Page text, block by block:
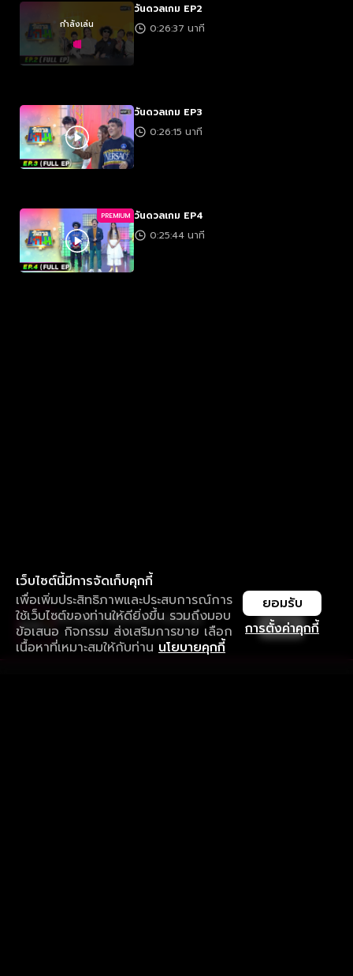
กำลังเล่น
วันดวลเกม EP2
0:26:37 นาที
วันดวลเกม EP3
0:26:15 นาที
PREMIUM วันดวลเกม EP4
0:25:44 นาที
เว็บไซต์นี้มีการจัดเก็บคุกกี้
เพื่อเพิ่มประสิทธิภาพและประสบการณ์การ
ใช้เว็บไซต์ของท่านให้ดียิ่งขึ้น รวมถึงมอบ
ข้อเสนอ กิจกรรม ส่งเสริมการขาย เลือก
เนื้อหาที่เหมาะสมให้กับท่าน นโยบายคุกกี้
การตั้งค่าคุกกี้
ยอมรับ
ใช้งานแอป ลื่นไหลกว่า ไม่มีสะดุด
ดาวน์โหลดแอปเพื่อการรับชมที่ดีกว่า เปิด